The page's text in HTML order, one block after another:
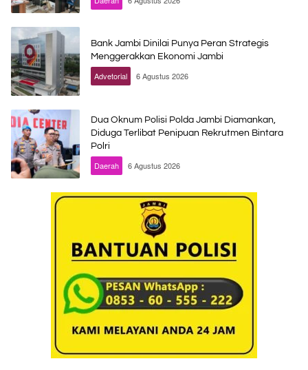
Bank Jambi Dinilai Punya Peran Strategis
Menggerakkan Ekonomi Jambi
Advetorial 6 Agustus 2026
Dua Oknum Polisi Polda Jambi Diamankan,
Diduga Terlibat Penipuan Rekrutmen Bintara
Polri
Daerah 6 Agustus 2026